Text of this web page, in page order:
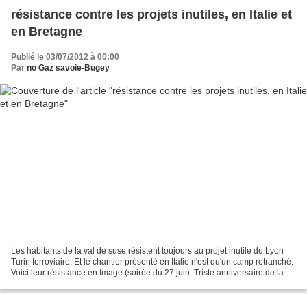
résistance contre les projets inutiles, en Italie et
en Bretagne
Publié le 03/07/2012 à 00:00
Par no Gaz savoie-Bugey
Les habitants de la val de suse résistent toujours au projet inutile du Lyon
Turin ferroviaire. Et le chantier présenté en Italie n'est qu'un camp retranché.
Voici leur résistance en Image (soirée du 27 juin, Triste anniversaire de la